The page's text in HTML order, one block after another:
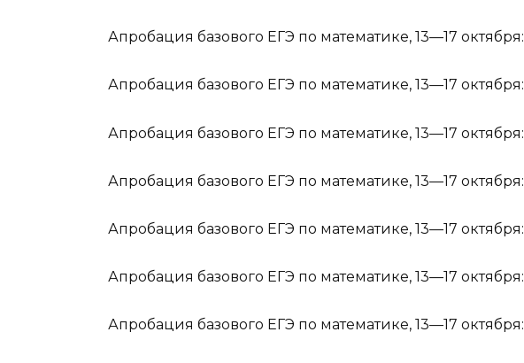
Апробация базового ЕГЭ по математике, 13—17 октября:
Апробация базового ЕГЭ по математике, 13—17 октября:
Апробация базового ЕГЭ по математике, 13—17 октября:
Апробация базового ЕГЭ по математике, 13—17 октября:
Апробация базового ЕГЭ по математике, 13—17 октября:
Апробация базового ЕГЭ по математике, 13—17 октября:
Апробация базового ЕГЭ по математике, 13—17 октября: